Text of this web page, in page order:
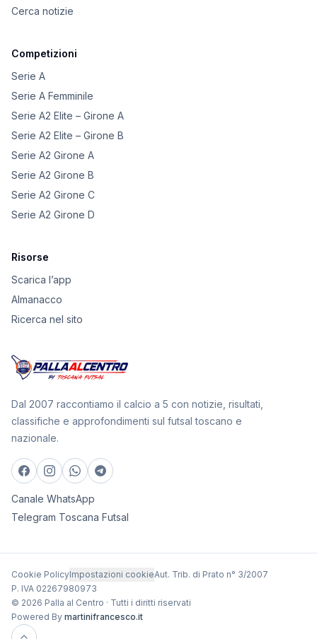
Cerca notizie
Competizioni
Serie A
Serie A Femminile
Serie A2 Elite – Girone A
Serie A2 Elite – Girone B
Serie A2 Girone A
Serie A2 Girone B
Serie A2 Girone C
Serie A2 Girone D
Risorse
Scarica l’app
Almanacco
Ricerca nel sito
Dal 2007 raccontiamo il calcio a 5 con notizie, risultati,
classifiche e approfondimenti sul futsal toscano e
nazionale.
Canale WhatsApp
Telegram Toscana Futsal
Cookie PolicyImpostazioni cookieAut. Trib. di Prato n° 3/2007
P. IVA 02267980973
© 2026 Palla al Centro · Tutti i diritti riservati
Powered By martinifrancesco.it